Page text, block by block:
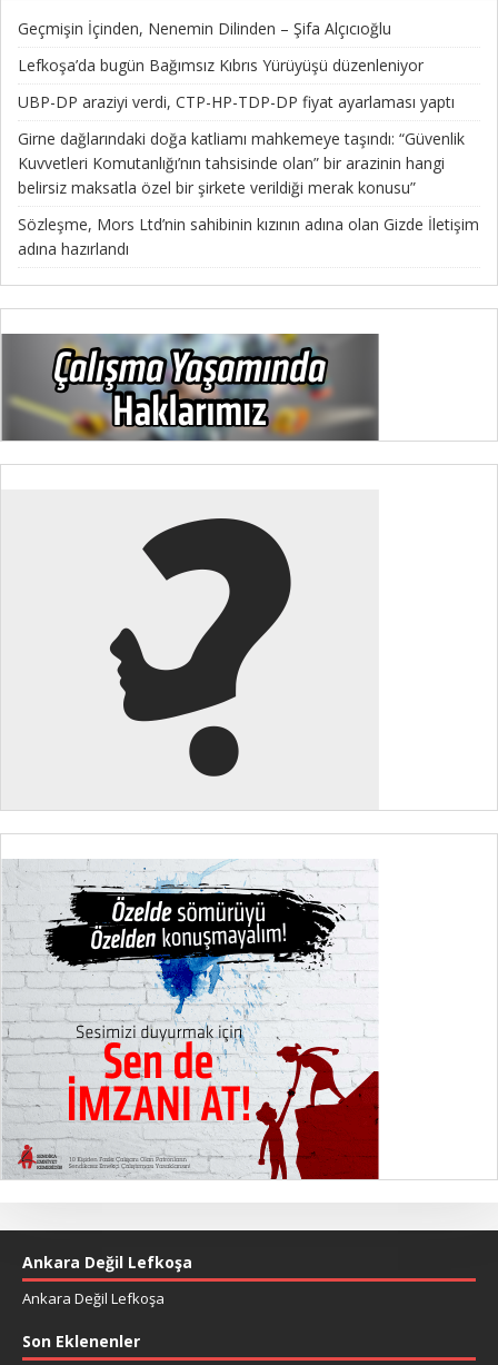
Geçmişin İçinden, Nenemin Dilinden – Şifa Alçıcıoğlu
Lefkoşa’da bugün Bağımsız Kıbrıs Yürüyüşü düzenleniyor
UBP-DP araziyi verdi, CTP-HP-TDP-DP fiyat ayarlaması yaptı
Girne dağlarındaki doğa katliamı mahkemeye taşındı: “Güvenlik
Kuvvetleri Komutanlığı’nın tahsisinde olan” bir arazinin hangi
belirsiz maksatla özel bir şirkete verildiği merak konusu”
Sözleşme, Mors Ltd’nin sahibinin kızının adına olan Gizde İletişim
adına hazırlandı
Ankara Değil Lefkoşa
Ankara Değil Lefkoşa
Son Eklenenler